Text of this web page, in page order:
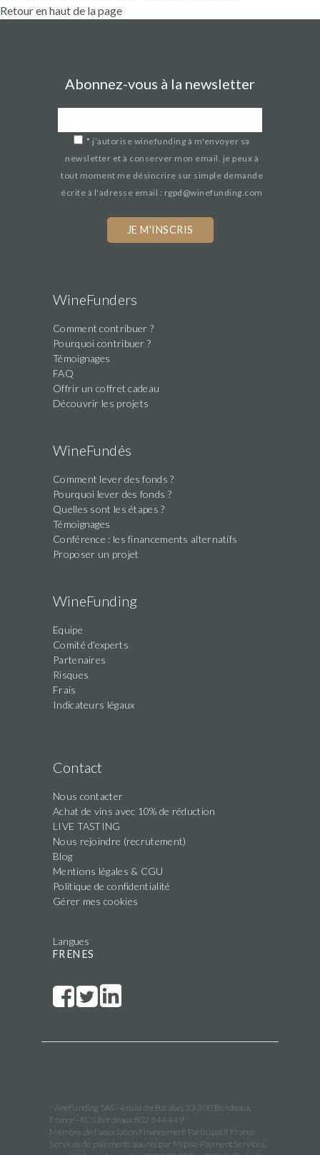
Retour en haut de la page
Abonnez-vous à la newsletter
* j’autorise winefunding à m'envoyer sa
newsletter et à conserver mon email. je peux à
tout moment me désincrire sur simple demande
écrite à l'adresse email : rgpd@winefunding.com
WineFunders
Comment contribuer ?
Pourquoi contribuer ?
Témoignages
FAQ
Offrir un coffret cadeau
Découvrir les projets
WineFundés
Comment lever des fonds ?
Pourquoi lever des fonds ?
Quelles sont les étapes ?
Témoignages
Conférence : les financements alternatifs
Proposer un projet
WineFunding
Equipe
Comité d'experts
Partenaires
Risques
Frais
Indicateurs légaux
Contact
Nous contacter
Achat de vins avec 10% de réduction
LIVE TASTING
Nous rejoindre (recrutement)
Blog
Mentions légales & CGU
Politique de confidentialité
Gérer mes cookies
Langues
FR EN ES
WineFunding SAS · 4 quai de Bacalan, 33 300 Bordeaux,
France · RCS Bordeaux 802 844 449
Membre de l'association Financement Participatif France
Services de paiements assurés par Mipise Payment Services,